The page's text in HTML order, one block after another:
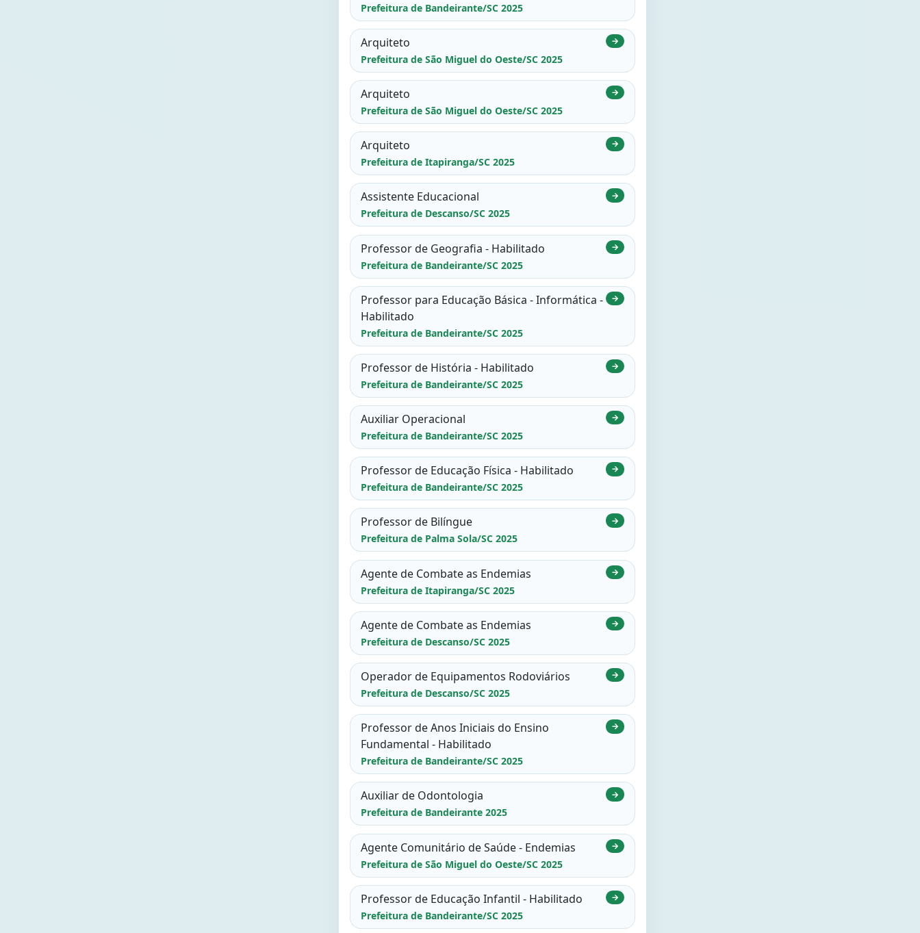
Prefeitura de Bandeirante/SC 2025
Arquiteto
Prefeitura de São Miguel do Oeste/SC 2025
→
Arquiteto
Prefeitura de São Miguel do Oeste/SC 2025
→
Arquiteto
Prefeitura de Itapiranga/SC 2025
→
Assistente Educacional
Prefeitura de Descanso/SC 2025
→
Professor de Geografia - Habilitado
Prefeitura de Bandeirante/SC 2025
→
Professor para Educação Básica - Informática -
Habilitado
Prefeitura de Bandeirante/SC 2025
→
Professor de História - Habilitado
Prefeitura de Bandeirante/SC 2025
→
Auxiliar Operacional
Prefeitura de Bandeirante/SC 2025
→
Professor de Educação Física - Habilitado
Prefeitura de Bandeirante/SC 2025
→
Professor de Bilíngue
Prefeitura de Palma Sola/SC 2025
→
Agente de Combate as Endemias
Prefeitura de Itapiranga/SC 2025
→
Agente de Combate as Endemias
Prefeitura de Descanso/SC 2025
→
Operador de Equipamentos Rodoviários
Prefeitura de Descanso/SC 2025
→
Professor de Anos Iniciais do Ensino
Fundamental - Habilitado
Prefeitura de Bandeirante/SC 2025
→
Auxiliar de Odontologia
Prefeitura de Bandeirante 2025
→
Agente Comunitário de Saúde - Endemias
Prefeitura de São Miguel do Oeste/SC 2025
→
Professor de Educação Infantil - Habilitado
Prefeitura de Bandeirante/SC 2025
→